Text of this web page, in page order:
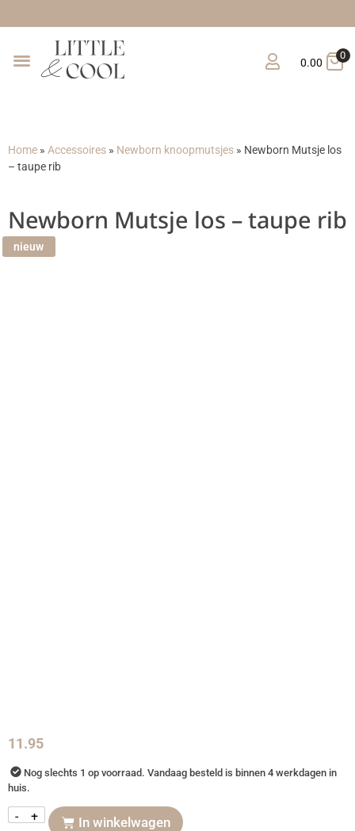
0.00
0
Home » Accessoires » Newborn knoopmutsjes » Newborn Mutsje los
– taupe rib
Newborn Mutsje los – taupe rib
nieuw
11.95
Nog slechts 1 op voorraad. Vandaag besteld is binnen 4 werkdagen in
huis.
- + In winkelwagen